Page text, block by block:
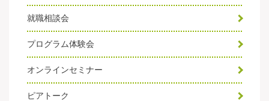
就職相談会
プログラム体験会
オンラインセミナー
ピアトーク